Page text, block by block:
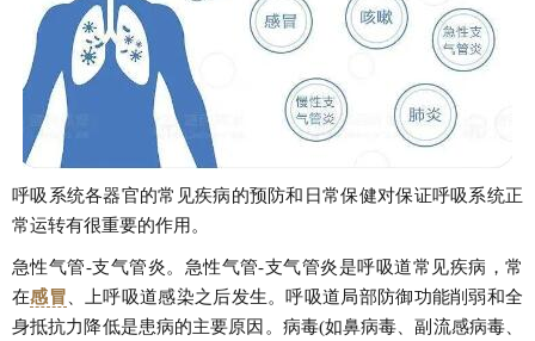
呼吸系统各器官的常见疾病的预防和日常保健对保证呼吸系统正
常运转有很重要的作用。
急性气管-支气管炎。急性气管-支气管炎是呼吸道常见疾病，常
在感冒、上呼吸道感染之后发生。呼吸道局部防御功能削弱和全
身抵抗力降低是患病的主要原因。病毒(如鼻病毒、副流感病毒、